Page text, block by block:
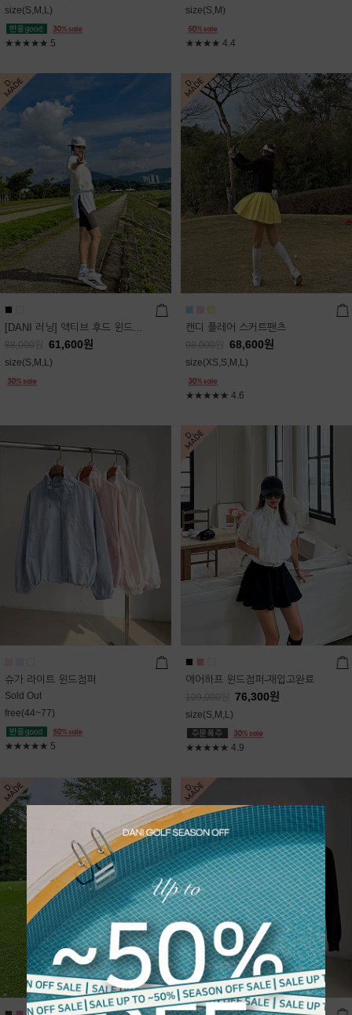
size(S,M,L)
★★★★★ 5
size(S,M)
★★★★ 4.4
[DANI 러닝] 액티브 후드 윈드점퍼
88,000 61,600원
size(S,M,L)
캔디 플레어 스커트팬츠
98,000 68,600원
size(XS,S,M,L)
★★★★★ 4.6
슈가 라이트 윈드점퍼
Sold Out
free(44~77)
★★★★★ 5
에어하프 윈드점퍼-재입고완료
109,000 76,300원
size(S,M,L)
★★★★★ 4.9